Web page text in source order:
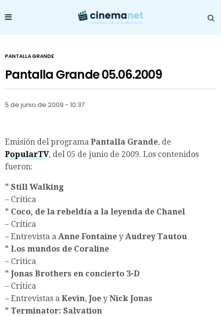
PANTALLA GRANDE
Pantalla Grande 05.06.2009
5 de junio de 2009 - 10:37
Emisión del programa Pantalla Grande, de
PopularTV, del 05 de junio de 2009. Los contenidos
fueron:
* Still Walking
– Crítica
* Coco, de la rebeldía a la leyenda de Chanel
– Crítica
– Entrevista a Anne Fontaine y Audrey Tautou
* Los mundos de Coraline
– Crítica
* Jonas Brothers en concierto 3-D
– Crítica
– Entrevistas a Kevin, Joe y Nick Jonas
* Terminator: Salvation